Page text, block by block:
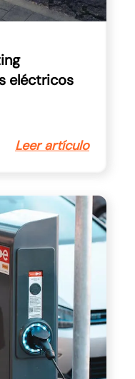
eléctricos
Leer artículo